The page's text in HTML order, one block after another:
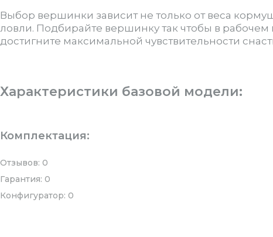
Выбор вершинки зависит не только от веса
ловли. Подбирайте вершинку так чтобы в
достигните максимальной чувствительности
Характеристики базовой модели:
Комплектация:
Отзывов: 0
Гарантия: 0
Конфигуратор: 0